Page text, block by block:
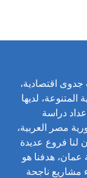
اقتصادية،
لديها
دراسة
مصر العربية،
فروع عديدة
عمان، هدفنا هو
مشاريع ناجحة